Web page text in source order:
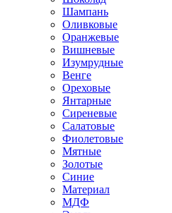
Шампань
Оливковые
Оранжевые
Вишневые
Изумрудные
Венге
Ореховые
Янтарные
Сиреневые
Салатовые
Фиолетовые
Мятные
Золотые
Синие
Материал
МДФ